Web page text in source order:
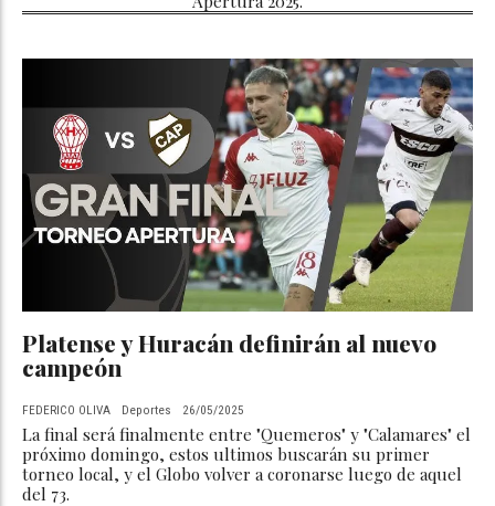
Platense y Huracán definirán al nuevo
campeón
FEDERICO OLIVA Deportes 26/05/2025
La final será finalmente entre "Quemeros" y "Calamares" el
próximo domingo, estos ultimos buscarán su primer
torneo local, y el Globo volver a coronarse luego de aquel
del 73.